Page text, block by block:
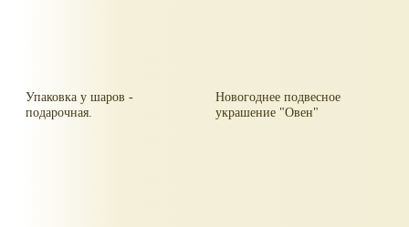
Упаковка у шаров -
подарочная.
Новогоднее подвесное
украшение "Овен"